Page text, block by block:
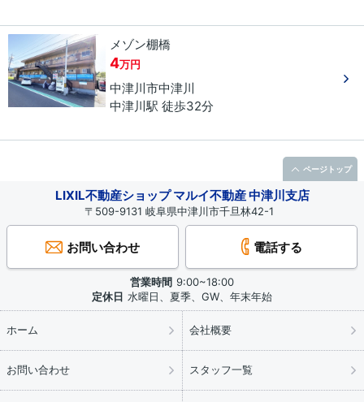
メゾン棚橋
4万円
中津川市中津川
中津川駅 徒歩32分
LIXIL不動産ショップ マルイ不動産 中津川支店
〒509-9131 岐阜県中津川市千旦林42-1
お問い合わせ 電話する
営業時間 9:00~18:00
定休日 水曜日、夏季、GW、年末年始
ホーム 会社概要
お問い合わせ スタッフ一覧
ページトップ